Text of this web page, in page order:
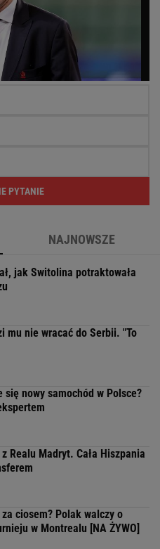
PYTANIE
NAJNOWSZE
jak Switolina potraktowała
mu nie wracać do Serbii. "To
nowy samochód w Polsce?
Realu Madryt. Cała Hiszpania
ciosem? Polak walczy o
w Montrealu [NA ŻYWO]